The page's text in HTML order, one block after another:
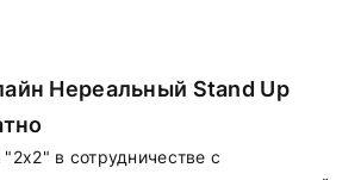
Нереальный Stand Up
в сотрудничестве с